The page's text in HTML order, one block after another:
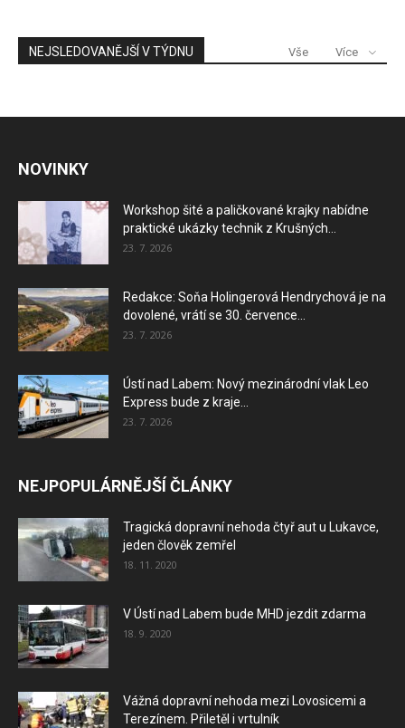
NEJSLEDOVANĚJŠÍ V TÝDNU Vše Více
NOVINKY
Workshop šité a paličkované krajky nabídne
praktické ukázky technik z Krušných...
23. 7. 2026
Redakce: Soňa Holingerová Hendrychová je na
dovolené, vrátí se 30. července...
23. 7. 2026
Ústí nad Labem: Nový mezinárodní vlak Leo
Express bude z kraje...
23. 7. 2026
NEJPOPULÁRNĚJŠÍ ČLÁNKY
Tragická dopravní nehoda čtyř aut u Lukavce,
jeden člověk zemřel
18. 11. 2020
V Ústí nad Labem bude MHD jezdit zdarma
18. 9. 2020
Vážná dopravní nehoda mezi Lovosicemi a
Terezínem. Přiletěl i vrtulník